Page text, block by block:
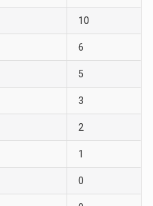
10
6
5
3
2
1
0